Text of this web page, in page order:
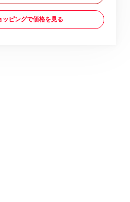
ッピングで価格を見る